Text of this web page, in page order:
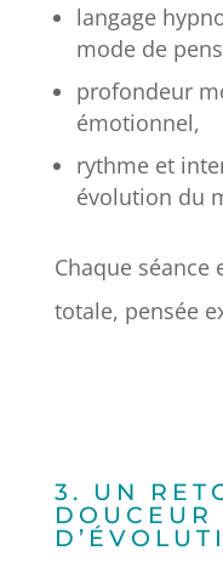
langage
mode de
profondeur
émotionnel,
rythme et
évolution du
Chaque séance
totale, pensée
3. UN
DOUCEUR